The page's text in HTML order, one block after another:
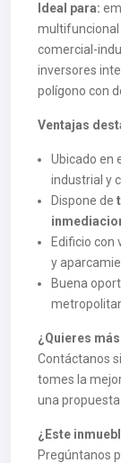
Ideal para:
multifuncional
comercial-
inversores
polígono con
Ventajas
Ubicado en
industrial y
Dispone de
Edificio con
y
Buena
¿Quieres
Contáctanos
tomes la
una
¿Este
Pregúntanos